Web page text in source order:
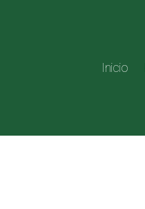
Inicio